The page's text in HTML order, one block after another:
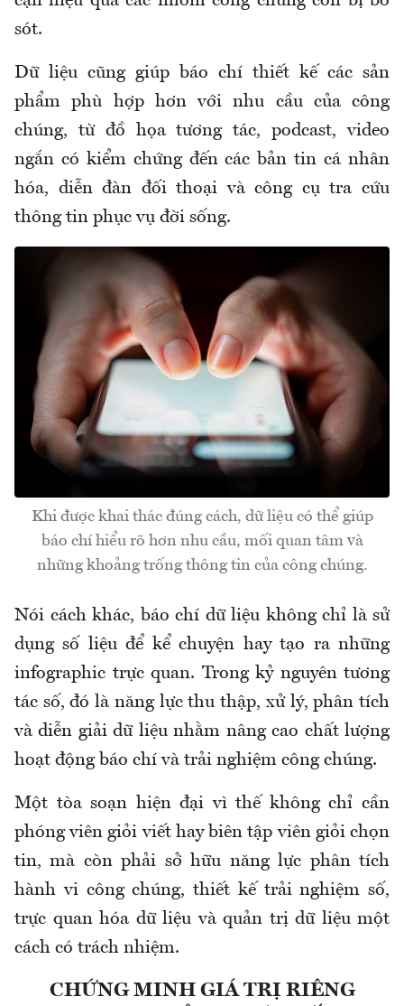
sót.
Dữ liệu cũng giúp báo chí thiết kế các sản
phẩm phù hợp hơn với nhu cầu của công
chúng, từ đồ họa tương tác, podcast, video
ngắn có kiểm chứng đến các bản tin cá nhân
hóa, diễn đàn đối thoại và công cụ tra cứu
thông tin phục vụ đời sống.
Khi được khai thác đúng cách, dữ liệu có thể giúp
báo chí hiểu rõ hơn nhu cầu, mối quan tâm và
những khoảng trống thông tin của công chúng.
Nói cách khác, báo chí dữ liệu không chỉ là sử
dụng số liệu để kể chuyện hay tạo ra những
infographic trực quan. Trong kỷ nguyên tương
tác số, đó là năng lực thu thập, xử lý, phân tích
và diễn giải dữ liệu nhằm nâng cao chất lượng
hoạt động báo chí và trải nghiệm công chúng.
Một tòa soạn hiện đại vì thế không chỉ cần
phóng viên giỏi viết hay biên tập viên giỏi chọn
tin, mà còn phải sở hữu năng lực phân tích
hành vi công chúng, thiết kế trải nghiệm số,
trực quan hóa dữ liệu và quản trị dữ liệu một
cách có trách nhiệm.
CHỨNG MINH GIÁ TRỊ RIÊNG